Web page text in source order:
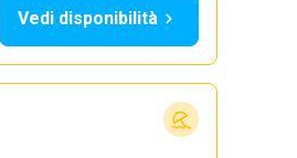
Vedi disponibilità